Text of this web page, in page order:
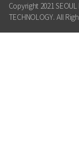
Copyright 2021 SEOUL
TECHNOLOGY. All